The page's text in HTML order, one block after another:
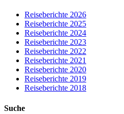
Reiseberichte 2026
Reiseberichte 2025
Reiseberichte 2024
Reiseberichte 2023
Reiseberichte 2022
Reiseberichte 2021
Reiseberichte 2020
Reiseberichte 2019
Reiseberichte 2018
Suche